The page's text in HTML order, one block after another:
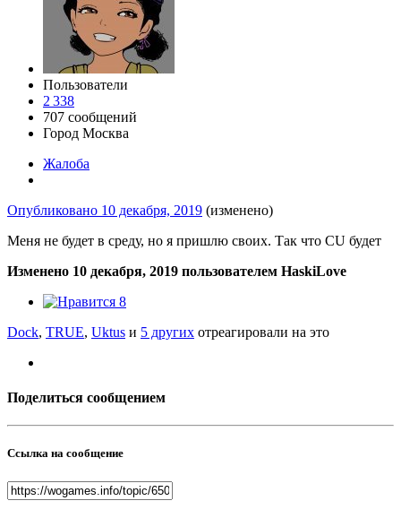
Пользователи
2 338
707 сообщений
Город Москва
Жалоба
Опубликовано 10 декабря, 2019 (изменено)
Меня не будет в среду, но я пришлю своих. Так что CU будет
Изменено 10 декабря, 2019 пользователем HaskiLove
8
Dock, TRUE, Uktus и 5 других отреагировали на это
Поделиться сообщением
Ссылка на сообщение